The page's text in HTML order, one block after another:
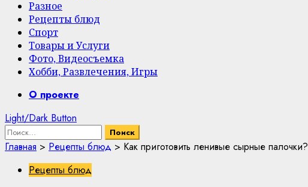
Разное
Рецепты блюд
Спорт
Товары и Услуги
Фото, Видеосъемка
Хобби, Развлечения, Игры
PrimaryО проекте
Light/Dark Button
Найти:
Главная > Рецепты блюд > Как приготовить ленивые сырные палочки?
Рецепты блюд